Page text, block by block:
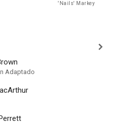
'Nails' Markey
Adaptado